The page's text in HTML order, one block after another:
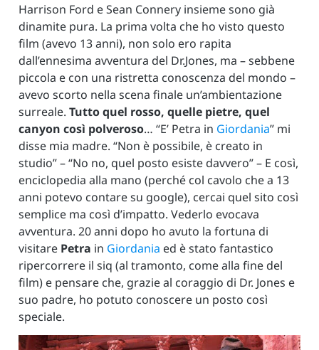
Harrison Ford e Sean Connery insieme sono già
dinamite pura. La prima volta che ho visto questo
film (avevo 13 anni), non solo ero rapita
dall’ennesima avventura del Dr.Jones, ma – sebbene
piccola e con una ristretta conoscenza del mondo –
avevo scorto nella scena finale un’ambientazione
surreale. Tutto quel rosso, quelle pietre, quel
canyon così polveroso… “E’ Petra in Giordania” mi
disse mia madre. “Non è possibile, è creato in
studio” – “No no, quel posto esiste davvero” – E così,
enciclopedia alla mano (perché col cavolo che a 13
anni potevo contare su google), cercai quel sito così
semplice ma così d’impatto. Vederlo evocava
avventura. 20 anni dopo ho avuto la fortuna di
visitare Petra in Giordania ed è stato fantastico
ripercorrere il siq (al tramonto, come alla fine del
film) e pensare che, grazie al coraggio di Dr. Jones e
suo padre, ho potuto conoscere un posto così
speciale.